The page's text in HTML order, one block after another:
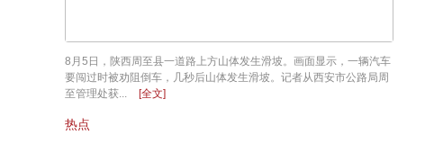
8月5日，陕西周至县一道路上方山体发生滑坡。画面显示，一辆汽车
要闯过时被劝阻倒车，几秒后山体发生滑坡。记者从西安市公路局周
至管理处获...
[全文]
热点